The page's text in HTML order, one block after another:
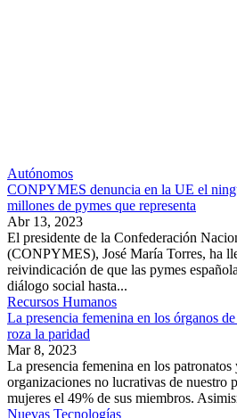
Autónomos
CONPYMES denuncia en la UE el
millones de pymes que representa
Abr 13, 2023
El presidente de la Confederación
(CONPYMES), José María Torres, ha
reivindicación de que las pymes
diálogo social hasta...
Recursos Humanos
La presencia femenina en los órganos
roza la paridad
Mar 8, 2023
La presencia femenina en los
organizaciones no lucrativas de nuestro
mujeres el 49% de sus miembros.
Nuevas Tecnologías